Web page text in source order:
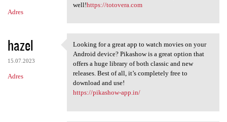
Adres
well!https://totovera.com
hazel
15.07.2023
Adres
Looking for a great app to
Looking for a great app to watch movies on your
Android device? Pikashow is a great option that
offers a huge library of both classic and new
releases. Best of all, it’s completely free to
download and use!
https://pikashow-app.in/